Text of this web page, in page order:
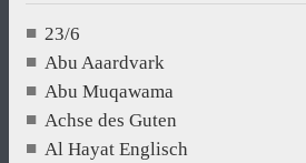
23/6
Abu Aaardvark
Abu Muqawama
Achse des Guten
Al Hayat Englisch